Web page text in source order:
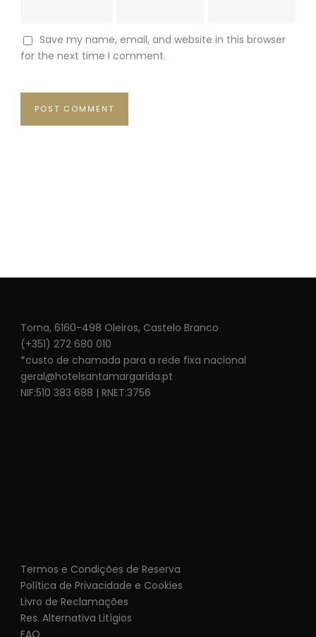
Save my name, email, and website in this browser
for the next time I comment.
Torna, 6160-498 Oleiros, Castelo Branco
(+351) 272 680 010
*custo de chamada para a rede fixa nacional
geral@hotelsantamargarida.pt
NIF:510 383 688 | RNET:3756
Termos e Condições de Reserva
Política de Privacidade e Cookies
Livro de Reclamações
Res. Alternativa Litígios
FAQ